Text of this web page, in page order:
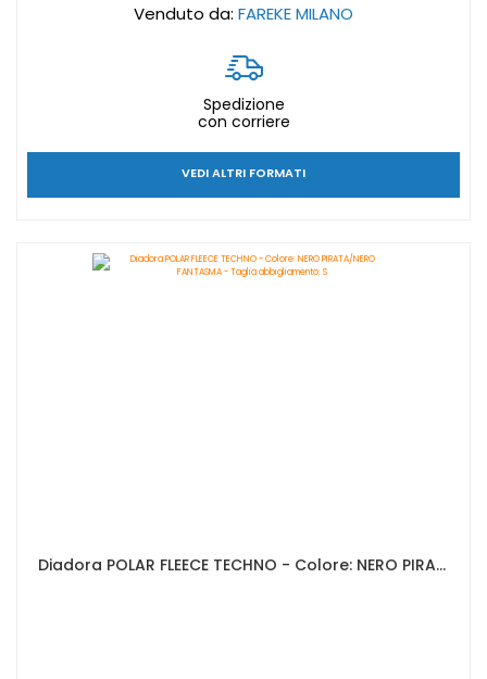
Venduto da: FAREKE MILANO
Spedizione
con corriere
VEDI ALTRI FORMATI
Diadora POLAR FLEECE TECHNO - Colore: NERO PIRATA/NERO FANTASMA - Taglia abbigliamento: S